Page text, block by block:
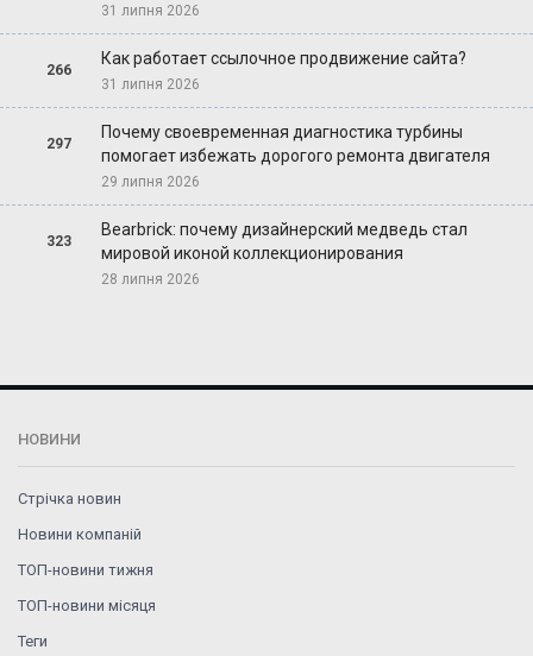
31 липня 2026
266
Как работает ссылочное продвижение сайта?
31 липня 2026
297
Почему своевременная диагностика турбины
помогает избежать дорогого ремонта двигателя
29 липня 2026
323
Bearbrick: почему дизайнерский медведь стал
мировой иконой коллекционирования
28 липня 2026
НОВИНИ
Стрічка новин
Новини компаній
ТОП-новини тижня
ТОП-новини місяця
Теги